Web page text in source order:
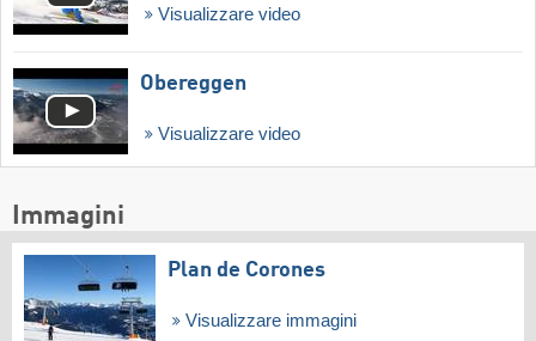
Visualizzare video
Obereggen
Visualizzare video
Immagini
Plan de Corones
Visualizzare immagini